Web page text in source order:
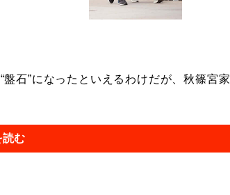
石”になったといえるわけだが、秋篠宮家
読む